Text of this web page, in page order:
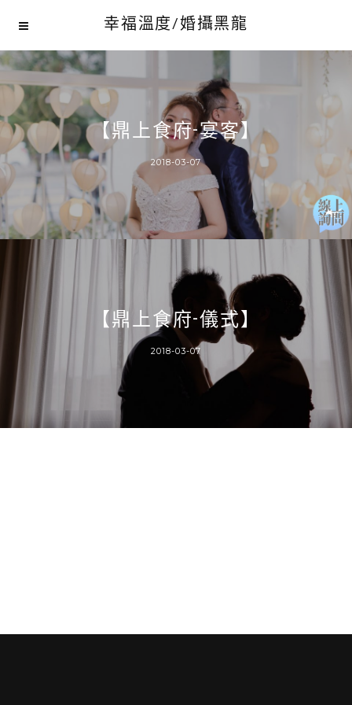
幸福溫度/婚攝黑龍
【鼎上食府-宴客】
2018-03-07
【鼎上食府-儀式】
2018-03-07